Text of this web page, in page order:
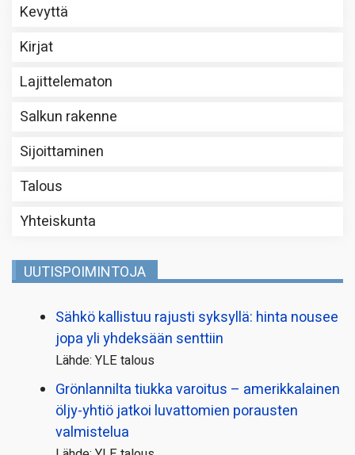
Kevyttä
Kirjat
Lajittelematon
Salkun rakenne
Sijoittaminen
Talous
Yhteiskunta
UUTISPOIMINTOJA
Sähkö kallistuu rajusti syksyllä: hinta nousee
jopa yli yhdeksään senttiin
Lähde: YLE talous
Grönlannilta tiukka varoitus – amerikkalainen
öljy-yhtiö jatkoi luvattomien porausten
valmistelua